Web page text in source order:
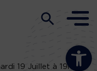
Ouvrir la
19 Juillet à 19h